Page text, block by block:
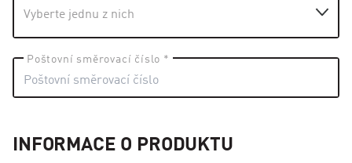
Poštovní směrovací číslo *
INFORMACE O PRODUKTU